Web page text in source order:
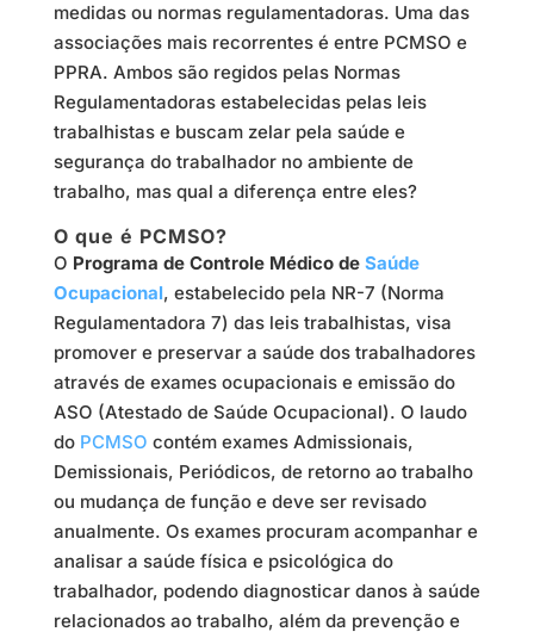
medidas ou normas regulamentadoras. Uma das
associações mais recorrentes é entre PCMSO e
PPRA. Ambos são regidos pelas Normas
Regulamentadoras estabelecidas pelas leis
trabalhistas e buscam zelar pela saúde e
segurança do trabalhador no ambiente de
trabalho, mas qual a diferença entre eles?
O que é PCMSO?
O Programa de Controle Médico de Saúde
Ocupacional, estabelecido pela NR-7 (Norma
Regulamentadora 7) das leis trabalhistas, visa
promover e preservar a saúde dos trabalhadores
através de exames ocupacionais e emissão do
ASO (Atestado de Saúde Ocupacional). O laudo
do PCMSO contém exames Admissionais,
Demissionais, Periódicos, de retorno ao trabalho
ou mudança de função e deve ser revisado
anualmente. Os exames procuram acompanhar e
analisar a saúde física e psicológica do
trabalhador, podendo diagnosticar danos à saúde
relacionados ao trabalho, além da prevenção e